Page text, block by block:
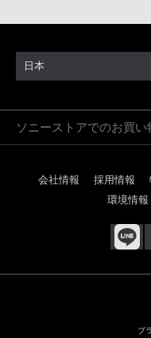
日本
ソニーストアでのお買い
会社情報 採用情報
環境情報
プ